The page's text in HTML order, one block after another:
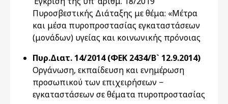
Πυροσβεστικής Διάταξης με θέμα: «Μέτρα
και μέσα πυροπροστασίας εγκαταστάσεων
(μονάδων) υγείας και κοινωνικής πρόνοιας
Πυρ.Διατ. 14/2014 (ΦΕΚ 2434/Β` 12.9.2014)
Οργάνωση, εκπαίδευση και ενημέρωση
προσωπικού των επιχειρήσεων −
εγκαταστάσεων σε θέματα πυροπροστασίας